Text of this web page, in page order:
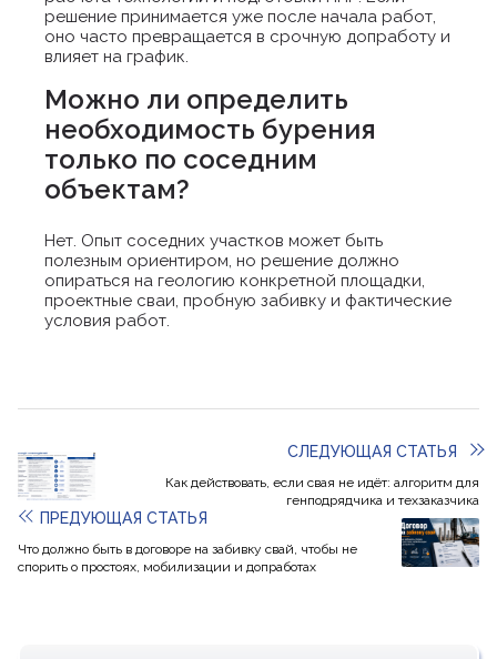
решение принимается уже после начала работ,
оно часто превращается в срочную допработу и
влияет на график.
Можно ли определить
необходимость бурения
только по соседним
объектам?
Нет. Опыт соседних участков может быть
полезным ориентиром, но решение должно
опираться на геологию конкретной площадки,
проектные сваи, пробную забивку и фактические
условия работ.
ПРЕДУЮЩАЯ СТАТЬЯ
Что должно быть в договоре на забивку свай, чтобы не
спорить о простоях, мобилизации и допработах
СЛЕДУЮЩАЯ СТАТЬЯ
Как действовать, если свая не идёт: алгоритм для
генподрядчика и техзаказчика